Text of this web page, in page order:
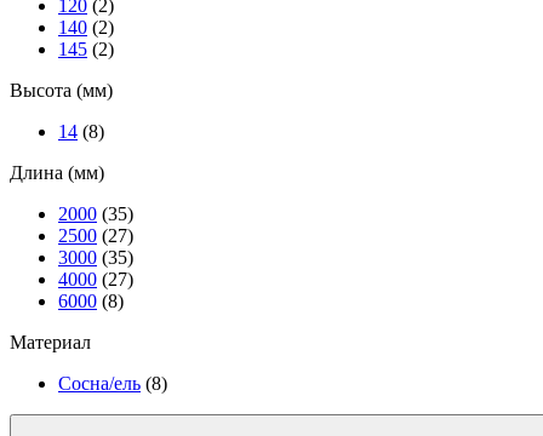
120 (2)
140 (2)
145 (2)
Высота (мм)
14 (8)
Длина (мм)
2000 (35)
2500 (27)
3000 (35)
4000 (27)
6000 (8)
Материал
Сосна/ель (8)